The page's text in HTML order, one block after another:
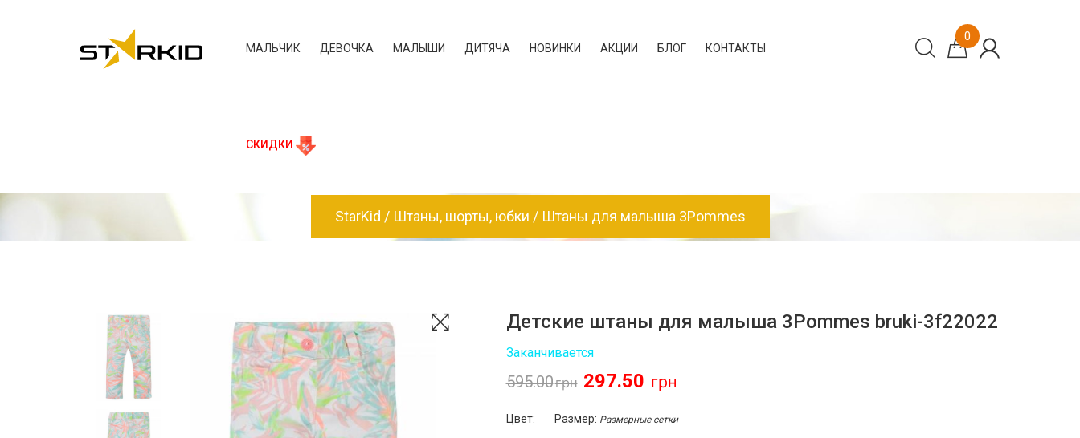
МАЛЬЧИК ДЕВОЧКА МАЛЫШИ ДИТЯЧА НОВИНКИ АКЦИИ БЛОГ КОНТАКТЫ
СКИДКИ
0
StarKid Штаны, шорты, юбки Штаны для малыша 3Pommes
Детские штаны для малыша 3Pommes bruki-3f22022
Заканчивается
595.00 297.50
Цвет: Размер: Размерные сетки